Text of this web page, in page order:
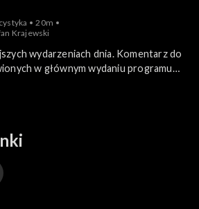
20m
Krajewski
wydarzeniach dnia. Komentarz do
w głównym wydaniu programu